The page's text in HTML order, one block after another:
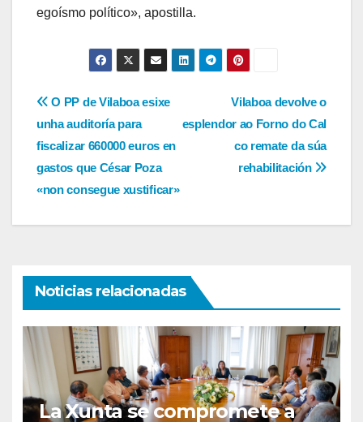
egoísmo político», apostilla.
Navegación
de
entradas
Vilaboa devolve o
esplendor ao Forno do Cal
co remate da súa
rehabilitación
O PP de Vilaboa esixe
unha auditoría para
fiscalizar 660000 euros en
gastos que César Poza
«non consegue xustificar»
Noticias relacionadas
La Xunta se compromete a